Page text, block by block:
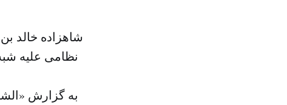
شاهزاده خالد
نظامی علیه
به گزارش